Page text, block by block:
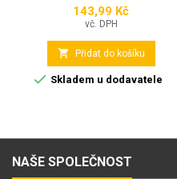
Cena
143,99 Kč
vč. DPH
 Přidat do košíku
 Skladem u dodavatele
NAŠE SPOLEČNOST